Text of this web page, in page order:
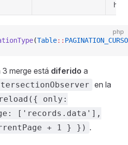
php
(Table::
3 merge está diferido a
en la
only:
['records.data'],
+ 1 } }) .